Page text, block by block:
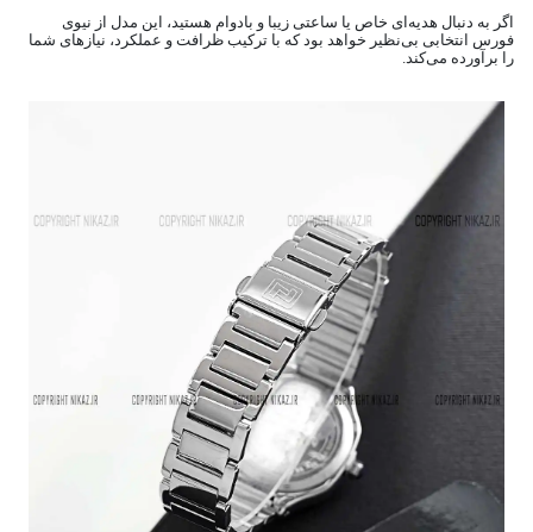
اگر به دنبال هدیه‌ای خاص یا ساعتی زیبا و بادوام هستید، این مدل از نیوی
فورس انتخابی بی‌نظیر خواهد بود که با ترکیب ظرافت و عملکرد، نیازهای شما
را برآورده می‌کند.